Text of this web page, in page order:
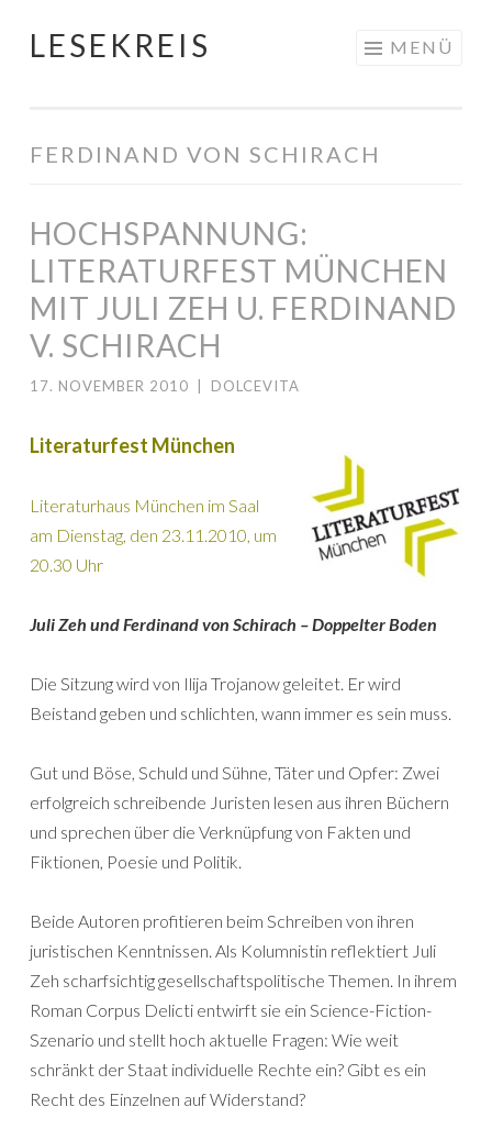
Springe
LESEKREIS MENÜ
FERDINAND VON SCHIRACH
HOCHSPANNUNG:
LITERATURFEST MÜNCHEN
MIT JULI ZEH U. FERDINAND
V. SCHIRACH
17. NOVEMBER 2010 DOLCEVITA
Literaturfest München
Literaturhaus München im Saal
am Dienstag, den 23.11.2010, um
20.30 Uhr
Juli Zeh und Ferdinand von Schirach – Doppelter Boden
Die Sitzung wird von Ilija Trojanow geleitet. Er wird
Beistand geben und schlichten, wann immer es sein muss.
Gut und Böse, Schuld und Sühne, Täter und Opfer: Zwei
erfolgreich schreibende Juristen lesen aus ihren Büchern
und sprechen über die Verknüpfung von Fakten und
Fiktionen, Poesie und Politik.
Beide Autoren profitieren beim Schreiben von ihren
juristischen Kenntnissen. Als Kolumnistin reflektiert Juli
Zeh scharfsichtig gesellschaftspolitische Themen. In ihrem
Roman Corpus Delicti entwirft sie ein Science-Fiction-
Szenario und stellt hoch aktuelle Fragen: Wie weit
schränkt der Staat individuelle Rechte ein? Gibt es ein
Recht des Einzelnen auf Widerstand?